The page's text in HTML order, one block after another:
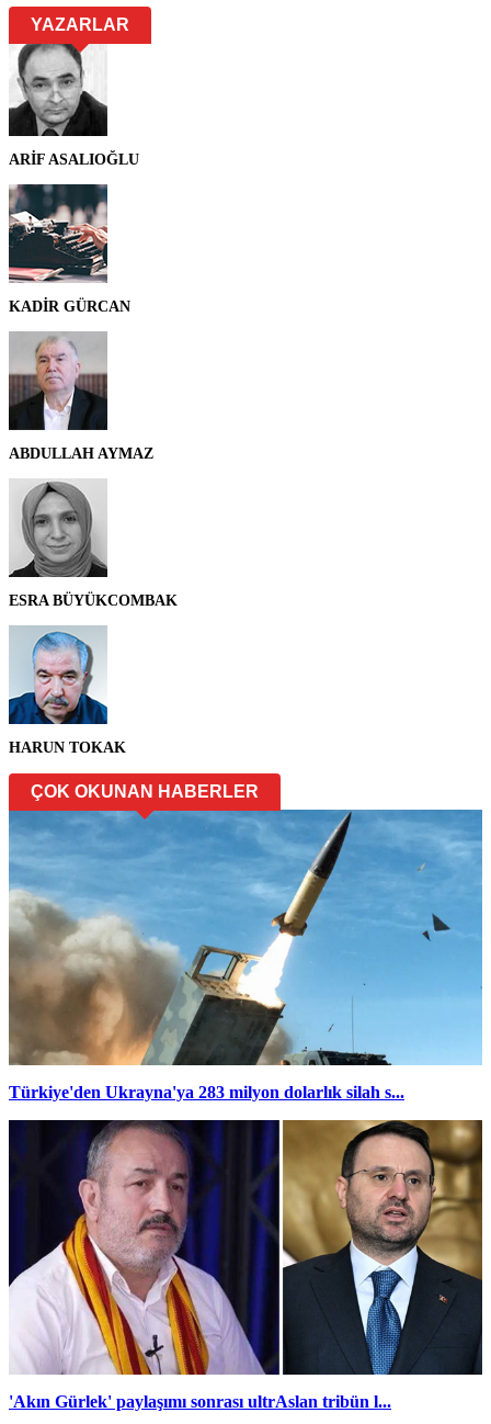
YAZARLAR
ARİF ASALIOĞLU
KADİR GÜRCAN
ABDULLAH AYMAZ
ESRA BÜYÜKCOMBAK
HARUN TOKAK
ÇOK OKUNAN HABERLER
Türkiye'den Ukrayna'ya 283 milyon dolarlık silah s...
'Akın Gürlek' paylaşımı sonrası ultrAslan tribün l...